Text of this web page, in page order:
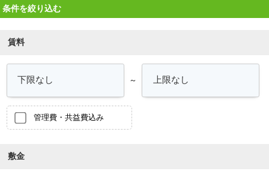
条件を絞り込む
賃料
～
管理費・共益費込み
敷金